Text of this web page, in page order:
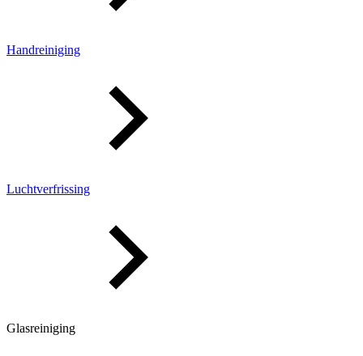
Handreiniging
Luchtverfrissing
Glasreiniging